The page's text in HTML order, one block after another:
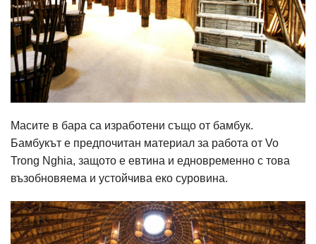
Масите в бара са изработени също от бамбук.
Бамбукът е предпочитан материал за работа от Vo
Trong Nghia, защото е евтина и едновременно с това
възобновяема и устойчива еко суровина.